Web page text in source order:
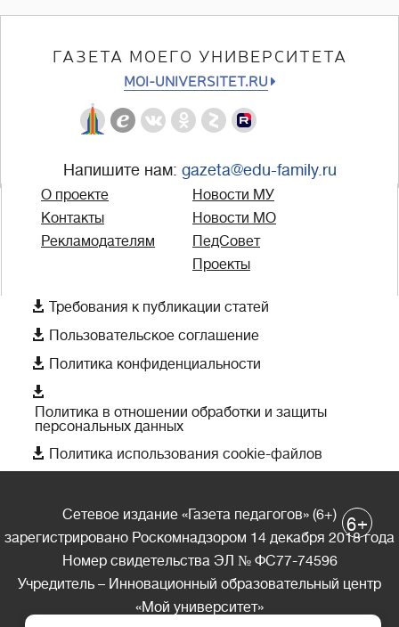
ГАЗЕТА МОЕГО УНИВЕРСИТЕТА
MOI-UNIVERSITET.RU
Напишите нам: gazeta@edu-family.ru
О проекте
Контакты
Рекламодателям
Новости МУ
Новости МО
ПедСовет
Проекты
 Требования к публикации статей
 Пользовательское соглашение
 Политика конфиденциальности

Политика в отношении обработки и защиты
персональных данных
 Политика использования cookie-файлов
Сетевое издание «Газета педагогов» (6+)
зарегистрировано Роскомнадзором 14 декабря 2018 года
Номер свидетельства ЭЛ № ФС77-74596
Учредитель – Инновационный образовательный центр
«Мой университет»
6+